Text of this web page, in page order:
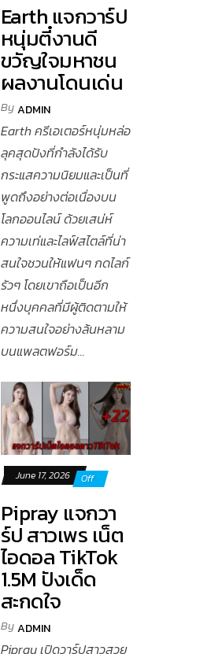
Earth แจกวาร์ป
หนุ่มตี๋งานดี
ขวัญใจมหาชน
ผลงานโดนเด่น
ByADMIN
Earth ครีเอเตอร์หนุ่มหล่อ
ลุคสุดปังที่กำลังได้รับ
กระแสความนิยมและเป็นที่
พูดถึงอย่างต่อเนื่องบน
โลกออนไลน์ ด้วยเสน่ห์
ความเท่และไลฟ์สไตล์ที่น่า
สนใจชวนให้แฟนๆ กดไลก์
รัวๆ โดยเขาถือเป็นอีก
หนึ่งบุคคลที่มีผู้ติดตามให้
ความสนใจอย่างล้นหลาม
บนแพลตฟอร์ม...
June 17, 2026 Off
Pipray แจกวา
ร์ป สาวเพร เน็ต
ไอดอล TikTok
1.5M ปังเด็ด
สะกดใจ
ByADMIN
Pipray เปิดวาร์ปสาวสวย